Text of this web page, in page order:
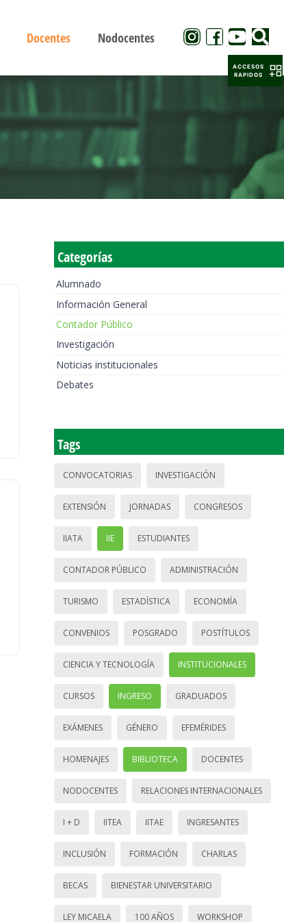
Docentes Nodocentes
Categorías
Alumnado
Información General
Contador Público
Investigación
Noticias institucionales
Debates
Tags
CONVOCATORIAS INVESTIGACIÓN
EXTENSIÓN JORNADAS CONGRESOS
IIATA IIE ESTUDIANTES
CONTADOR PÚBLICO ADMINISTRACIÓN
TURISMO ESTADÍSTICA ECONOMÍA
CONVENIOS POSGRADO POSTÍTULOS
CIENCIA Y TECNOLOGÍA INSTITUCIONALES
CURSOS INGRESO GRADUADOS
EXÁMENES GÉNERO EFEMÉRIDES
HOMENAJES BIBLIOTECA DOCENTES
NODOCENTES RELACIONES INTERNACIONALES
I + D IITEA IITAE INGRESANTES
INCLUSIÓN FORMACIÓN CHARLAS
BECAS BIENESTAR UNIVERSITARIO
LEY MICAELA 100 AÑOS WORKSHOP
ACCESOS
RAPIDOS